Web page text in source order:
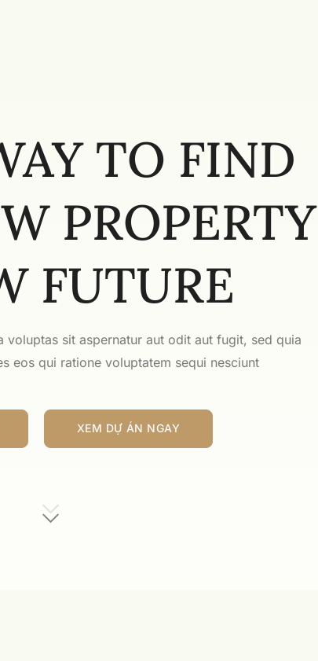
TO FIND
PROPERTY
FUTURE
voluptas sit aspernatur aut odit aut fugit, sed quia
eos qui ratione voluptatem sequi nesciunt
XEM DỰ ÁN NGAY